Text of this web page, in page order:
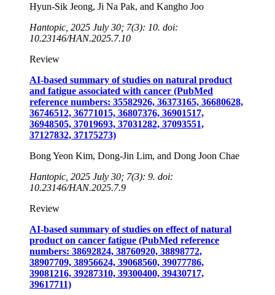
Hyun-Sik Jeong, Ji Na Pak, and Kangho Joo
Hantopic, 2025 July 30; 7(3): 10. doi:
10.23146/HAN.2025.7.10
Review
AI-based summary of studies on natural product
and fatigue associated with cancer (PubMed
reference numbers: 35582926, 36373165, 36680628,
36746512, 36771015, 36807376, 36901517,
36948505, 37019693, 37031282, 37093551,
37127832, 37175273)
Bong Yeon Kim, Dong-Jin Lim, and Dong Joon Chae
Hantopic, 2025 July 30; 7(3): 9. doi:
10.23146/HAN.2025.7.9
Review
AI-based summary of studies on effect of natural
product on cancer fatigue (PubMed reference
numbers: 38692824, 38760920, 38898772,
38907709, 38956624, 39068560, 39077786,
39081216, 39287310, 39300400, 39430717,
39617711)